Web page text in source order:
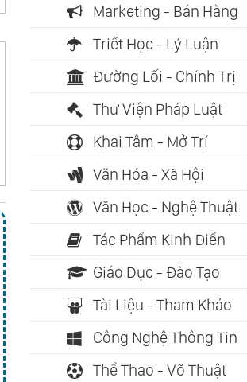
Marketing - Bán Hàng
Triết Học - Lý Luận
Đường Lối - Chính Trị
Thư Viện Pháp Luật
Khai Tâm - Mở Trí
Văn Hóa - Xã Hội
Văn Học - Nghệ Thuật
Tác Phẩm Kinh Điển
Giáo Dục - Đào Tạo
Tài Liệu - Tham Khảo
Công Nghệ Thông Tin
Thể Thao - Võ Thuật